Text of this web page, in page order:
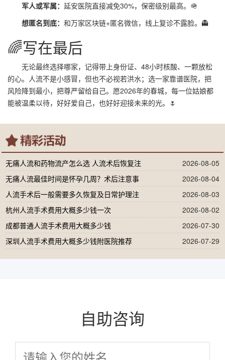
军人或军属： 延安医院直接减免30%，保密级别最高。🪖
想匿名到底： 和万家区块链+匿名微信，线上复诊不露脸。👻
🌈写在最后
无论最终选择哪家，记得带上身份证、48小时核酸、一颗放松
的心。人流不是小感冒，但也不必视若洪水；选一家靠谱医院，把
风险降到最小，把尊严留给自己。愿2026年的春城，每一位姑娘都
能被温柔以待，好好爱自己，也好好迎接未来的光。🌷
无痛人流和药物流产怎么选 人流术后恢复注
2026-08-05
无痛人流最佳时间是怀孕几周？术后注意事
2026-08-04
人流手术后一般需要多久恢复及日常护理注
2026-08-03
杭州人流手术费用大概多少钱一次
2026-08-02
成都普通人流手术费用大概多少钱
2026-07-30
深圳人流手术费用大概多少钱附医院推荐
2026-07-29
自助咨询